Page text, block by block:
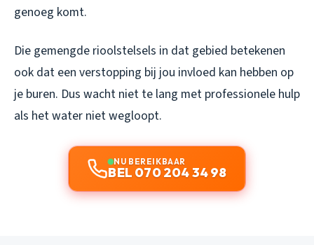
genoeg komt.
Die gemengde rioolstelsels in dat gebied betekenen
ook dat een verstopping bij jou invloed kan hebben op
je buren. Dus wacht niet te lang met professionele hulp
als het water niet wegloopt.
NU BEREIKBAAR
BEL 070 204 34 98